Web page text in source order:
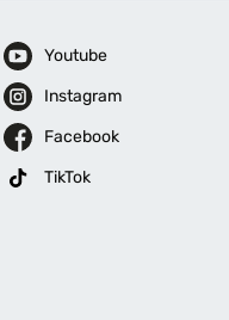
Youtube
Instagram
Facebook
TikTok